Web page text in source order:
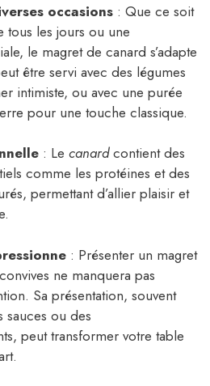
occasions : Que ce soit
tous les jours ou une
le magret de canard s’adapte
être servi avec des légumes
intimiste, ou avec une purée
pour une touche classique.
: Le canardcontient des
comme les protéines et des
permettant d’allier plaisir et
: Présenter un magret
ne manquera pas
Sa présentation, souvent
ou des
peut transformer votre table